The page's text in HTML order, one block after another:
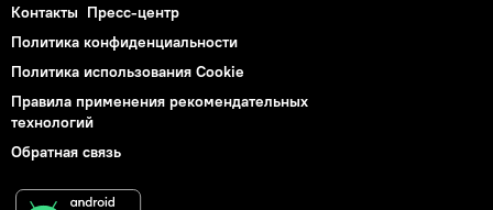
Контакты Пресс-центр
Политика конфиденциальности
Политика использования Cookie
Правила применения рекомендательных
технологий
Обратная связь